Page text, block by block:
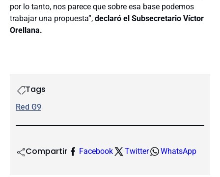
por lo tanto, nos parece que sobre esa base podemos
trabajar una propuesta”, declaró el Subsecretario Víctor
Orellana.
Tags
Red G9
Compartir Facebook Twitter WhatsApp